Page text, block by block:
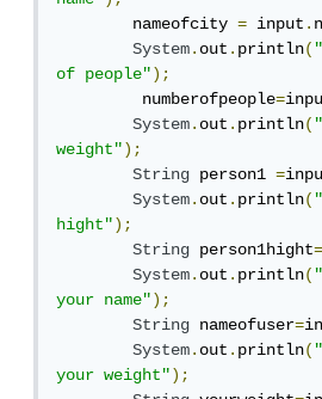
nameofcity = input.
System.out.println(
of people");
numberofpeople=
System.out.println(
weight");
String person1 =
System.out.println(
hight");
String person1hight
System.out.println(
your name");
String nameofuser=
System.out.println(
your weight");